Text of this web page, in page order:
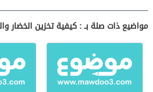
مواضيع ذات صلة بـ : كيفية تخزين الخضار